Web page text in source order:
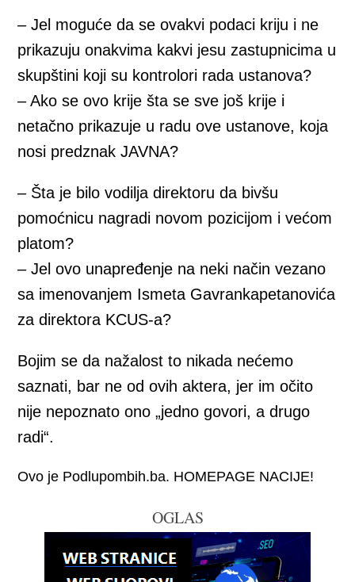
– Jel moguće da se ovakvi podaci kriju i ne
prikazuju onakvima kakvi jesu zastupnicima u
skupštini koji su kontrolori rada ustanova?
– Ako se ovo krije šta se sve još krije i
netačno prikazuje u radu ove ustanove, koja
nosi predznak JAVNA?
– Šta je bilo vodilja direktoru da bivšu
pomoćnicu nagradi novom pozicijom i većom
platom?
– Jel ovo unapređenje na neki način vezano
sa imenovanjem Ismeta Gavrankapetanovića
za direktora KCUS-a?
Bojim se da nažalost to nikada nećemo
saznati, bar ne od ovih aktera, jer im očito
nije nepoznato ono „jedno govori, a drugo
radi“.
Ovo je Podlupombih.ba. HOMEPAGE NACIJE!
OGLAS